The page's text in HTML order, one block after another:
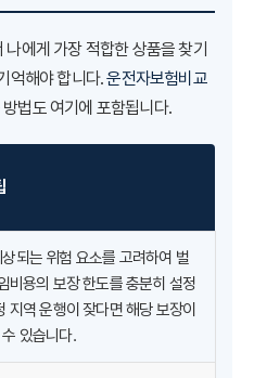
에게 가장 적합한 상품을 찾기
억해야 합니다.운전자보험비교
법도 여기에 포함됩니다.
되는 위험 요소를 고려하여 벌
비용의 보장 한도를 충분히 설정
지역 운행이 잦다면 해당 보장이
있습니다.